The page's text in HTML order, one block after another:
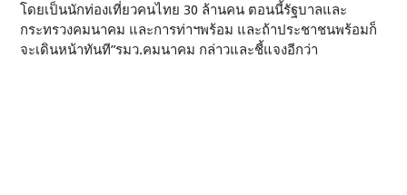
โดยเป็นนักท่องเที่ยวคนไทย 30 ล้านคน ตอนนี้รัฐบาลและ
กระทรวงคมนาคม และการท่าฯพร้อม และถ้าประชาชนพร้อมก็
จะเดินหน้าทันที”รมว.คมนาคม กล่าวและชี้แจงอีกว่า